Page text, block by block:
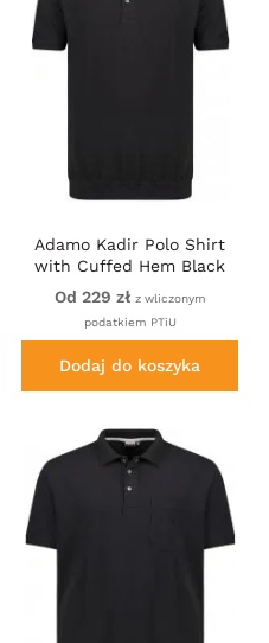
Adamo Kadir Polo Shirt
with Cuffed Hem Black
Od 229 zł z wliczonym
podatkiem PTiU
Dodaj do koszyka